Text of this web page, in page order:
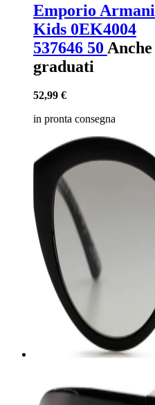
Emporio Armani
Kids 0EK4004
537646 50 Anche
graduati
52,99 €
in pronta consegna